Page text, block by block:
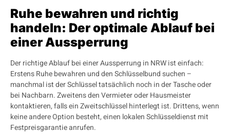
Ruhe bewahren und richtig
handeln: Der optimale Ablauf bei
einer Aussperrung
Der richtige Ablauf bei einer Aussperrung in NRW ist einfach:
Erstens Ruhe bewahren und den Schlüsselbund suchen –
manchmal ist der Schlüssel tatsächlich noch in der Tasche oder
bei Nachbarn. Zweitens den Vermieter oder Hausmeister
kontaktieren, falls ein Zweitschlüssel hinterlegt ist. Drittens, wenn
keine andere Option besteht, einen lokalen Schlüsseldienst mit
Festpreisgarantie anrufen.